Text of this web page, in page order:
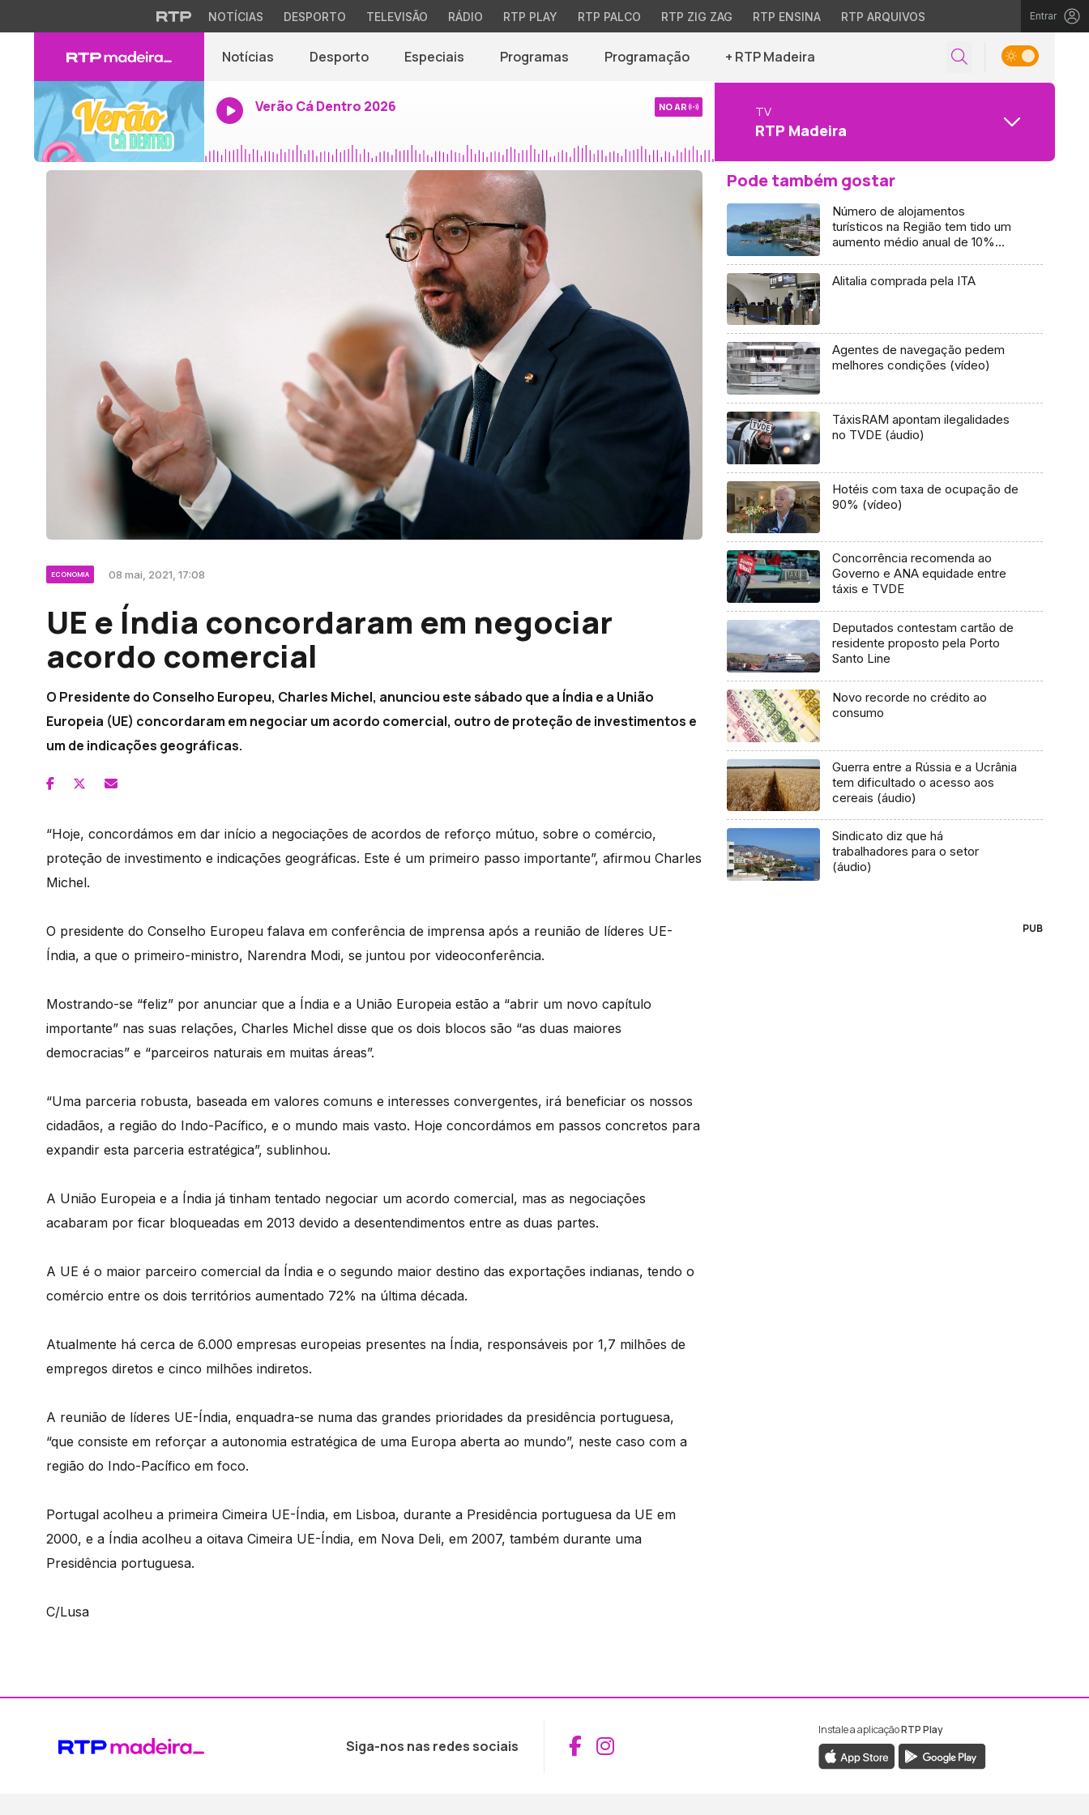
NOTÍCIAS DESPORTO TELEVISÃO RÁDIO RTP PLAY RTP PALCO RTP ZIG ZAG RTP ENSINA RTP ARQUIVOS Entrar
Notícias Desporto Especiais Programas Programação + RTP Madeira
Verão Cá Dentro 2026 NO AR TV
RTP Madeira
ECONOMIA 08 mai, 2021, 17:08
UE e Índia concordaram em negociar
acordo comercial
O Presidente do Conselho Europeu, Charles Michel, anunciou este sábado que a Índia e a União
Europeia (UE) concordaram em negociar um acordo comercial, outro de proteção de investimentos e
um de indicações geográficas.
“Hoje, concordámos em dar início a negociações de acordos de reforço mútuo, sobre o comércio,
proteção de investimento e indicações geográficas. Este é um primeiro passo importante”, afirmou Charles
Michel.
O presidente do Conselho Europeu falava em conferência de imprensa após a reunião de líderes UE-
Índia, a que o primeiro-ministro, Narendra Modi, se juntou por videoconferência.
Mostrando-se “feliz” por anunciar que a Índia e a União Europeia estão a “abrir um novo capítulo
importante” nas suas relações, Charles Michel disse que os dois blocos são “as duas maiores
democracias” e “parceiros naturais em muitas áreas”.
“Uma parceria robusta, baseada em valores comuns e interesses convergentes, irá beneficiar os nossos
cidadãos, a região do Indo-Pacífico, e o mundo mais vasto. Hoje concordámos em passos concretos para
expandir esta parceria estratégica”, sublinhou.
A União Europeia e a Índia já tinham tentado negociar um acordo comercial, mas as negociações
acabaram por ficar bloqueadas em 2013 devido a desentendimentos entre as duas partes.
A UE é o maior parceiro comercial da Índia e o segundo maior destino das exportações indianas, tendo o
comércio entre os dois territórios aumentado 72% na última década.
Atualmente há cerca de 6.000 empresas europeias presentes na Índia, responsáveis por 1,7 milhões de
empregos diretos e cinco milhões indiretos.
A reunião de líderes UE-Índia, enquadra-se numa das grandes prioridades da presidência portuguesa,
“que consiste em reforçar a autonomia estratégica de uma Europa aberta ao mundo”, neste caso com a
região do Indo-Pacífico em foco.
Portugal acolheu a primeira Cimeira UE-Índia, em Lisboa, durante a Presidência portuguesa da UE em
2000, e a Índia acolheu a oitava Cimeira UE-Índia, em Nova Deli, em 2007, também durante uma
Presidência portuguesa.
C/Lusa
Pode também gostar
Número de alojamentos
turísticos na Região tem tido um
aumento médio anual de 10%
Alitalia comprada pela ITA
Agentes de navegação pedem
melhores condições (vídeo)
TáxisRAM apontam ilegalidades
no TVDE (áudio)
Hotéis com taxa de ocupação de
90% (vídeo)
Concorrência recomenda ao
Governo e ANA equidade entre
táxis e TVDE
Deputados contestam cartão de
residente proposto pela Porto
Santo Line
Novo recorde no crédito ao
consumo
Guerra entre a Rússia e a Ucrânia
tem dificultado o acesso aos
cereais (áudio)
Sindicato diz que há
trabalhadores para o setor
(áudio)
PUB
Siga-nos nas redes sociais Aceder ao Facebook da RTP Madeira
Aceder ao Instagram da RTP Madeira
Instale a aplicaçãoRTP Play